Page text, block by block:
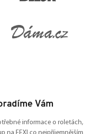
Vám
informace o roletách,